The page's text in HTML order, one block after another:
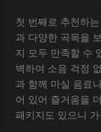
첫 번째로 추천하
과 다양한 곡목을
지 모두 만족할 수
벽하여 소음 걱정
과 함께 마실 음료
어 있어 즐거움을
패키지도 있으니